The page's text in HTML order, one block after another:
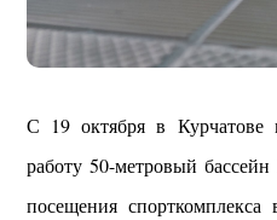
С 19 октября в Курчатове
работу 50-метровый
посещения